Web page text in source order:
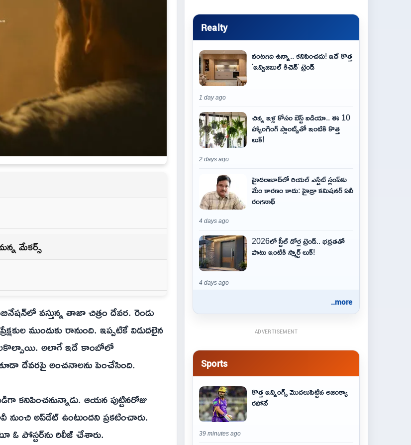
మేక‌ర్స్‌
వ‌స్తున్న తాజా చిత్రం దేవ‌ర‌. రెండు
ముందుకు రానుంది. ఇప్ప‌టికే విడుద‌లైన
నెల‌కొల్పాయి. అలాగే ఇదే కాంబోలో
దేవ‌ర‌పై అంచ‌నాల‌ను పెంచేసింది.
క‌నిపించ‌నున్నాడు. ఆయ‌న పుట్టినరోజు
అప్‌డేట్ ఉంటుంద‌ని ప్ర‌క‌టించారు.
ఓ పోస్ట‌ర్‌ను రిలీజ్ చేశారు.
Realty
వంటగది ఉన్నా.. కనిపించదు! ఇదే కొత్త
'ఇన్విజిబుల్ కిచెన్' ట్రెండ్
1 day ago
చిన్న ఇళ్ల కోసం బెస్ట్ ఐడియా.. ఈ 10
హ్యాంగింగ్ ప్లాంట్స్‌తో ఇంటికి కొత్త
లుక్!
2 days ago
హైదరాబాద్‌లో రియల్ ఎస్టేట్ స్లంప్‌కు
మేం కారణం కాదు: హైడ్రా కమిషనర్ ఏవీ
రంగనాథ్
4 days ago
2026లో స్టీల్ డోర్ల ట్రెండ్.. భద్రతతో
పాటు ఇంటికి స్మార్ట్ లుక్!
4 days ago
..more
ADVERTISEMENT
Sports
కొత్త ఇన్నింగ్స్ మొదలుపెట్టిన అజింక్యా
రహానే
39 minutes ago